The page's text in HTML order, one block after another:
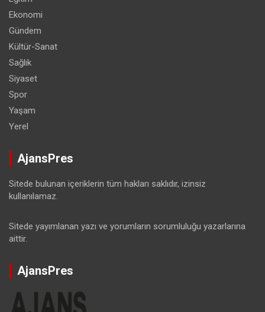
Ekonomi
Gündem
Kültür-Sanat
Sağlık
Siyaset
Spor
Yaşam
Yerel
AjansPres
Sitede bulunan içeriklerin tüm hakları saklıdır, izinsiz
kullanılamaz.
Sitede yayımlanan yazı ve yorumların sorumluluğu yazarlarına
aittir.
AjansPres